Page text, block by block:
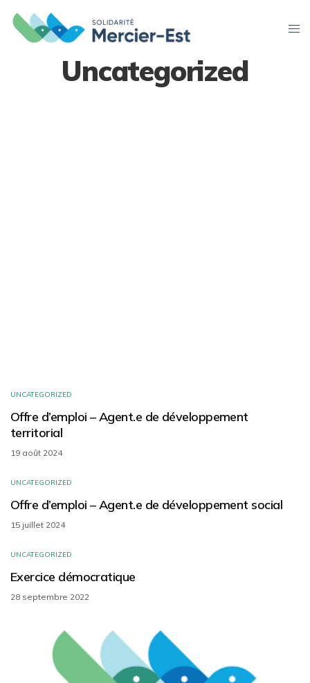
Uncategorized
UNCATEGORIZED
Offre d’emploi – Agent.e de développement
territorial
19 août 2024
UNCATEGORIZED
Offre d’emploi – Agent.e de développement social
15 juillet 2024
UNCATEGORIZED
Exercice démocratique
28 septembre 2022